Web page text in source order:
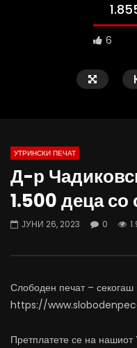
6
16:05
храна: Вегетата ми е тајна
0
1K 12 0
УТРИНСКИ ПЕЧАТ
Д-р
1.500 деца
ЈУНИ 26, 2023 0
Слободен печат – секогаш
https://
Претплатете се на